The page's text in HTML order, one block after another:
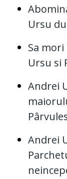
Ursu
Sa
Ursu si
Andrei
Andrei